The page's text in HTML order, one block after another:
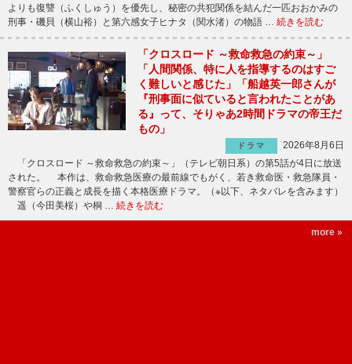
よりも復讐（ふくしゅう）を優先し、秘密の共犯関係を結んだ一匹おおかみの
刑事・磯貝（横山裕）と第六感女子ヒナタ（関水渚）の物語 … 続きを読む
「クロスロード ～救命救急の約束～」
「人間関係、特に人を指導するのはすご
く難しいと感じた」「船越英一郎さんが
『刑事面に似ていると言われたことがあ
る』って、そりゃあ2時間ドラマの帝王だ
もの」
ドラマ
2026年8月6日
「クロスロード ～救命救急の約束～」（テレビ朝日系）の第5話が4日に放送
された。 本作は、救命救急医療の最前線でもがく、若き救命医・救急隊員・
警察官らの正義と成長を描く本格医療ドラマ。（※以下、ネタバレを含みます）
遥（今田美桜）や桐 … 続きを読む
more »